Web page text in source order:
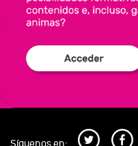
Síguenos en: